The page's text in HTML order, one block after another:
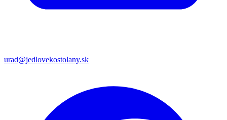
urad@jedlovekostolany.sk